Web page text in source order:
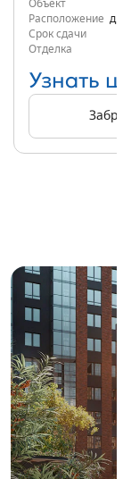
Объект
Расположение
Срок сдачи
Отделка
Узнать